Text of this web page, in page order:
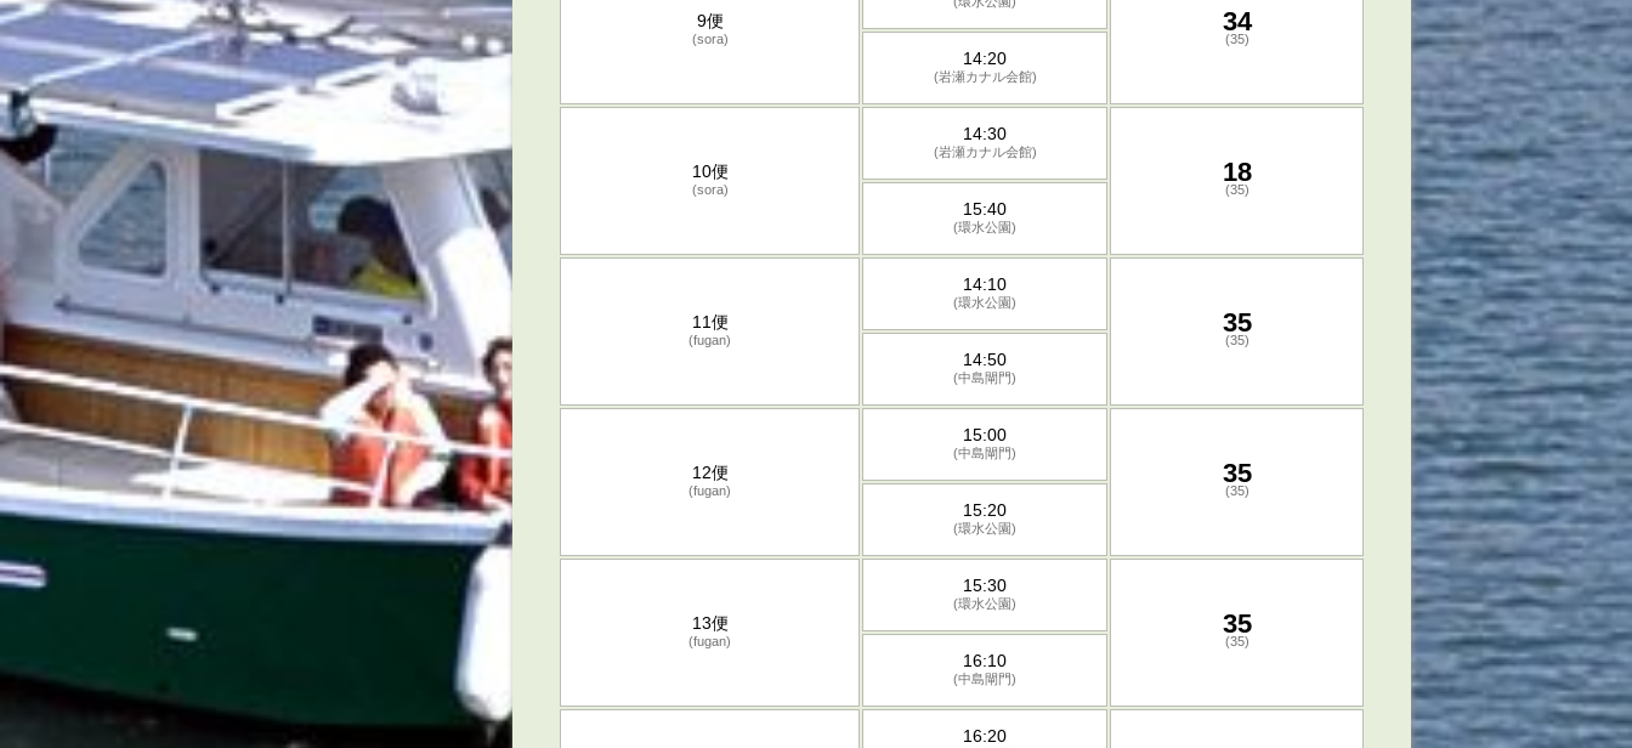
9便
(sora)
34
(35)
14:20
(岩瀬カナル会館)
10便
(sora)
14:30
(岩瀬カナル会館)
18
(35)
15:40
(環水公園)
11便
(fugan)
14:10
(環水公園)
35
(35)
14:50
(中島閘門)
12便
(fugan)
15:00
(中島閘門)
35
(35)
15:20
(環水公園)
13便
(fugan)
15:30
(環水公園)
35
(35)
16:10
(中島閘門)
16:20